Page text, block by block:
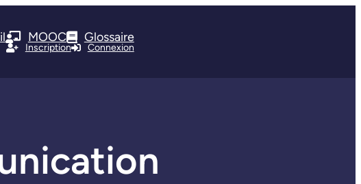
MOOC Glossaire
Inscription Connexion